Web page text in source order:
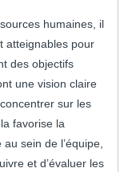
humaines, il
atteignables pour
des objectifs
une vision claire
sur les
favorise la
sein de l’équipe,
et d’évaluer les